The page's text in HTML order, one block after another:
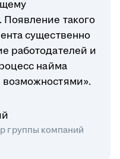
такого
существенно
работодателей и
найма
группы компаний